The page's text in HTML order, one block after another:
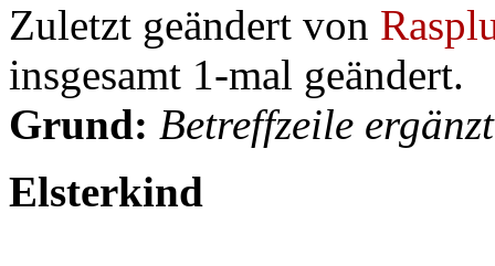
Zuletzt geändert von
insgesamt 1-mal geändert.
Grund: Betreffzeile ergänzt
Elsterkind